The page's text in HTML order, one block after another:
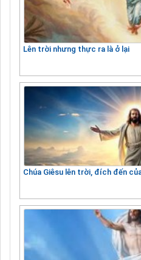
Lên trời nhưng thực ra là ở lại
Chúa Giêsu lên trời, đích đến